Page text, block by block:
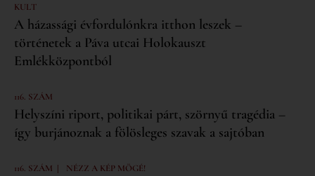
KULT
A házassági évfordulónkra itthon leszek –
történetek a Páva utcai Holokauszt
Emlékközpontból
116. SZÁM
Helyszíni riport, politikai párt, szörnyű tragédia –
így burjánoznak a fölösleges szavak a sajtóban
116. SZÁM | NÉZZ A KÉP MÖGÉ!